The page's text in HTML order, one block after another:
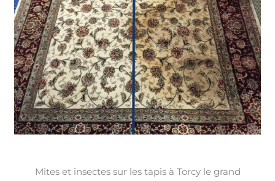
Mites et insectes sur les tapis à Torcy le grand